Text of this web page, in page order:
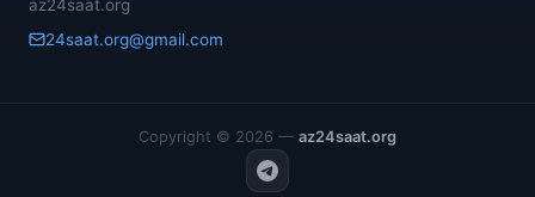
az24saat.org
24saat.org@gmail.com
Copyright © 2026 — az24saat.org